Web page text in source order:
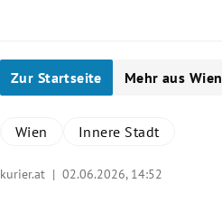
Zur Startseite Mehr aus Wien
Wien Innere Stadt
kurier.at | 02.06.2026, 14:52